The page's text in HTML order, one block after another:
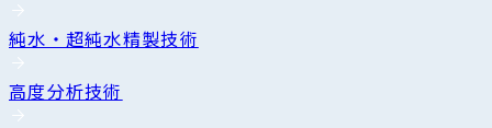
純水・超純水精製技術
高度分析技術